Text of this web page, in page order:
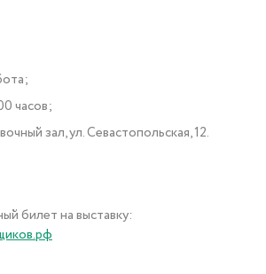
часов;
зал, ул. Севастопольская, 12.
билет на выставку: